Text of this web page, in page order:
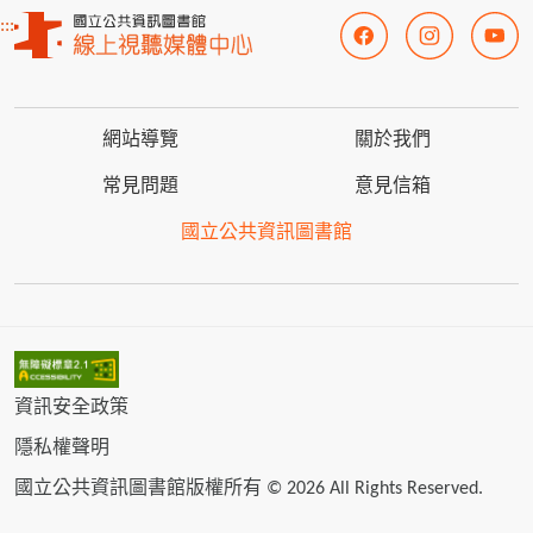
:::
網站導覽 關於我們
常見問題 意見信箱
國立公共資訊圖書館
資訊安全政策
隱私權聲明
國立公共資訊圖書館版權所有 © 2026 All Rights Reserved.